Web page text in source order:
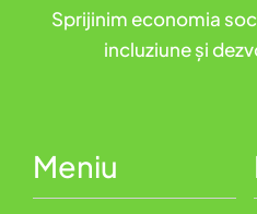
Sprijinim economia
incluziune și
Meniu